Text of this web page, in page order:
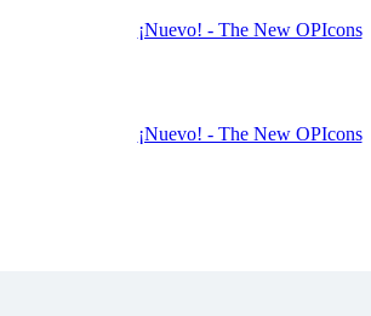
¡Nuevo! - The New OPIcons
¡Nuevo! - The New OPIcons